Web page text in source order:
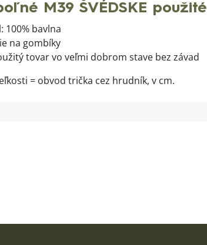
M39 ŠVÉDSKE použité
100% bavlna
na gombíky
tovar vo veľmi dobrom stave bez závad
= obvod trička cez hrudník, v cm.